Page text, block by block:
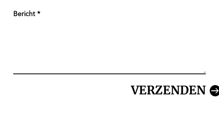
VERZENDEN